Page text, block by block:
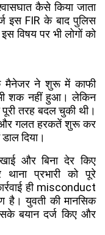
कैसे किया जाता
इस FIR के बाद पुलिस
पर भी लोगों को
मैनेजर ने शुरू में काफी
शक नहीं हुआ। लेकिन
पूरी तरह बदल चुकी थी।
और गलत हरकतें शुरू कर
दिया।
और बिना देर किए
प्रभारी को पूरे
ही misconduct
है। युवती की मानसिक
बयान दर्ज किए और